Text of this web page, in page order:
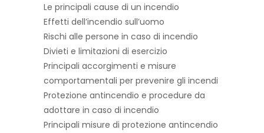
Le principali cause di un incendio
Effetti dell’incendio sull’uomo
Rischi alle persone in caso di incendio
Divieti e limitazioni di esercizio
Principali accorgimenti e misure
comportamentali per prevenire gli incendi
Protezione antincendio e procedure da
adottare in caso di incendio
Principali misure di protezione antincendio